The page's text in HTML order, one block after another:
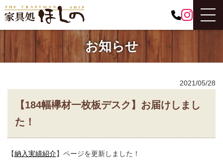
お知らせ
2021/05/28
【184幅欅材一枚板デスク】お届けしまし
た！
【納入実績紹介】ページを更新しました！